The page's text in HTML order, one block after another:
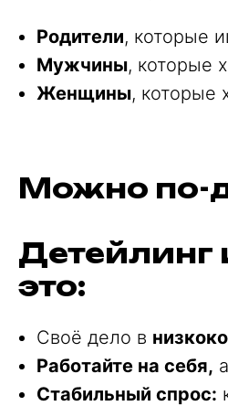
Родители, которые
Мужчины, которые
Женщины, которые
Можно по-
это:
Своё дело в
Работайте на себя,
Стабильный спрос: